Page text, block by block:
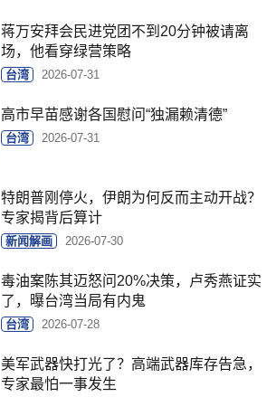
蒋万安拜会民进党团不到20分钟被请离
场，他看穿绿营策略
台湾 2026-07-31
高市早苗感谢各国慰问“独漏赖清德”
台湾 2026-07-31
特朗普刚停火，伊朗为何反而主动开战？
专家揭背后算计
新闻解画 2026-07-30
毒油案陈其迈怒问20%决策，卢秀燕证实
了，曝台湾当局有内鬼
台湾 2026-07-28
美军武器快打光了？高端武器库存告急，
专家最怕一事发生